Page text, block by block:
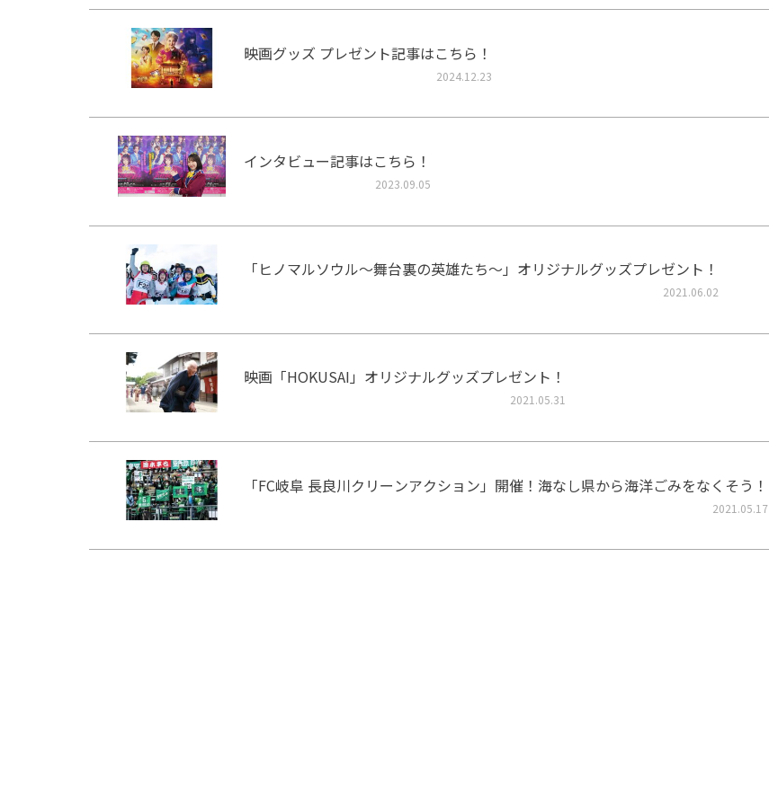
映画グッズ プレゼント記事はこちら！
2024.12.23
インタビュー記事はこちら！
2023.09.05
「ヒノマルソウル～舞台裏の英雄たち～」オリジナルグッズプレゼント！
2021.06.02
映画「HOKUSAI」オリジナルグッズプレゼント！
2021.05.31
「FC岐阜 長良川クリーンアクション」開催！海なし県から海洋ごみをなくそう！
2021.05.17